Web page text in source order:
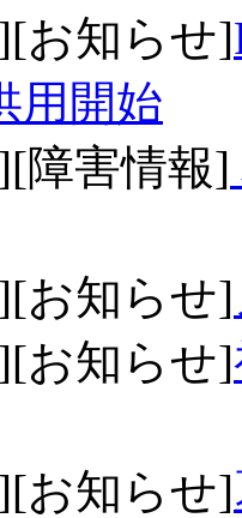
お知らせ]
用開始
障害情報]
お知らせ]
お知らせ]
お知らせ]